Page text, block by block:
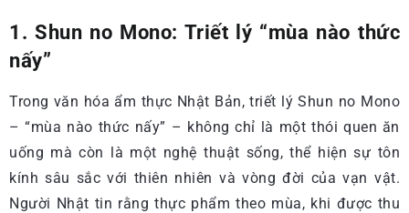
1. Shun no Mono: Triết lý “mùa nào thức
nấy”
Trong văn hóa ẩm thực Nhật Bản, triết lý Shun no Mono
– “mùa nào thức nấy” – không chỉ là một thói quen ăn
uống mà còn là một nghệ thuật sống, thể hiện sự tôn
kính sâu sắc với thiên nhiên và vòng đời của vạn vật.
Người Nhật tin rằng thực phẩm theo mùa, khi được thu